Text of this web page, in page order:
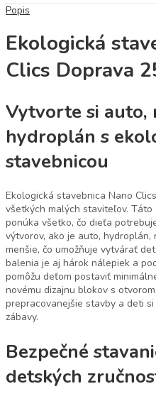
Popis
Ekologická
Clics Doprava
Vytvorte si auto,
hydroplán s
stavebnicou
Ekologická stavebnica Nano
všetkých malých staviteľov.
ponúka všetko, čo dieťa
výtvorov, ako je auto, hydroplán,
menšie, čo umožňuje vytvárať
balenia je aj hárok nálepiek a
pomôžu deťom postaviť
novému dizajnu blokov s
prepracovanejšie stavby a deti
zábavy.
Bezpečné
detských